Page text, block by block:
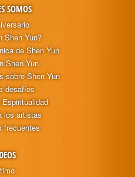
SOMOS
Shen Yun?
de Shen Yun
Shen Yun
sobre Shen Yun
desafíos
los artistas
frecuentes